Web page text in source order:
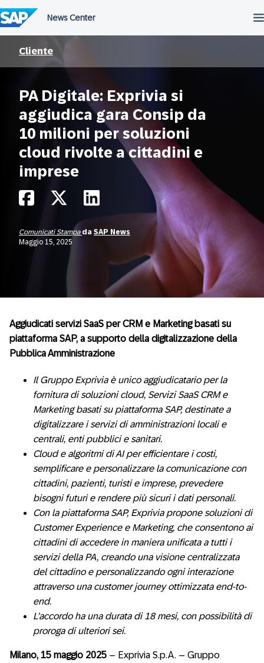
al
contenuto
Cliente
PA Digitale: Exprivia si
aggiudica gara Consip da
10 milioni per soluzioni
cloud rivolte a cittadini e
imprese
Comunicati Stampa da SAP News
Maggio 15, 2025
Aggiudicati servizi SaaS per CRM e Marketing basati su
piattaforma SAP, a supporto della digitalizzazione della
Pubblica Amministrazione
Il Gruppo Exprivia è unico aggiudicatario per la
fornitura di soluzioni cloud, Servizi SaaS CRM e
Marketing basati su piattaforma SAP, destinate a
digitalizzare i servizi di amministrazioni locali e
centrali, enti pubblici e sanitari.
Cloud e algoritmi di AI per efficientare i costi,
semplificare e personalizzare la comunicazione con
cittadini, pazienti, turisti e imprese, prevedere
bisogni futuri e rendere più sicuri i dati personali.
Con la piattaforma SAP, Exprivia propone soluzioni di
Customer Experience e Marketing, che consentono ai
cittadini di accedere in maniera unificata a tutti i
servizi della PA, creando una visione centralizzata
del cittadino e personalizzando ogni interazione
attraverso una customer journey ottimizzata end-to-
end.
L’accordo ha una durata di 18 mesi, con possibilità di
proroga di ulteriori sei.
Milano, 15 maggio 2025 – Exprivia S.p.A. – Gruppo